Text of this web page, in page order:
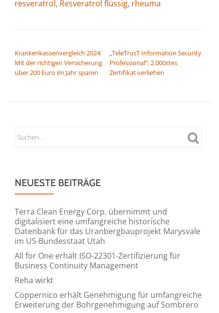
resveratrol , Resveratrol flüssig, rheuma
Kran­ken­kas­senvergleich 2024:
Mit der richtigen Ver­si­che­rung
über 200 Euro im Jahr sparen
„TeleTrusT Information Security
Professional“: 2.000stes
Zertifikat verliehen
NEUESTE BEITRÄGE
Terra Clean Energy Corp. übernimmt und
digitalisiert eine umfangreiche historische
Datenbank für das Uranbergbauprojekt Marysvale
im US-Bundesstaat Utah
All for One erhält ISO-22301-Zertifizierung für
Business Continuity Management
Reha wirkt
Coppernico erhält Genehmigung für umfangreiche
Erweiterung der Bohrgenehmigung auf Sombrero